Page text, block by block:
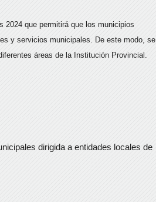
2024 que permitirá que los municipios
y servicios municipales. De este modo, se
áreas de la Institución Provincial.
dirigida a entidades locales de